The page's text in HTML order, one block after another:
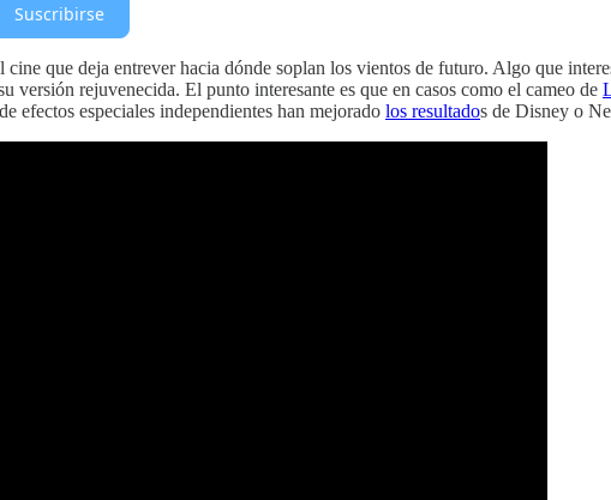
Suscribirse
que deja entrever hacia dónde soplan los vientos de futuro. Algo que
versión rejuvenecida. El punto interesante es que en casos como el cameo de
efectos especiales independientes han mejorado los resultados de Disney o